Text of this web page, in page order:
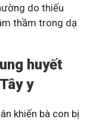
do thiếu
thầm trong dạ
huyết
y
khiến bà con bị